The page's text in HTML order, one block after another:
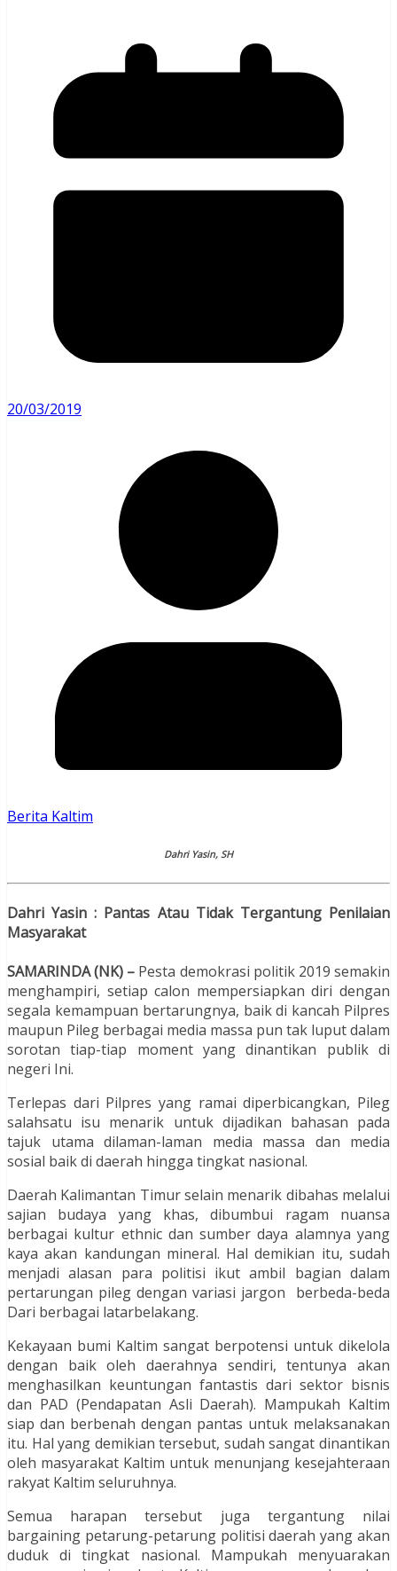
20/03/2019
Berita Kaltim
Dahri Yasin, SH
Dahri Yasin : Pantas Atau Tidak Tergantung Penilaian
Masyarakat
SAMARINDA (NK) – Pesta demokrasi politik 2019 semakin
menghampiri, setiap calon mempersiapkan diri dengan
segala kemampuan bertarungnya, baik di kancah Pilpres
maupun Pileg berbagai media massa pun tak luput dalam
sorotan tiap-tiap moment yang dinantikan publik di
negeri Ini.
Terlepas dari Pilpres yang ramai diperbicangkan, Pileg
salahsatu isu menarik untuk dijadikan bahasan pada
tajuk utama dilaman-laman media massa dan media
sosial baik di daerah hingga tingkat nasional.
Daerah Kalimantan Timur selain menarik dibahas melalui
sajian budaya yang khas, dibumbui ragam nuansa
berbagai kultur ethnic dan sumber daya alamnya yang
kaya akan kandungan mineral. Hal demikian itu, sudah
menjadi alasan para politisi ikut ambil bagian dalam
pertarungan pileg dengan variasi jargon berbeda-beda
Dari berbagai latarbelakang.
Kekayaan bumi Kaltim sangat berpotensi untuk dikelola
dengan baik oleh daerahnya sendiri, tentunya akan
menghasilkan keuntungan fantastis dari sektor bisnis
dan PAD (Pendapatan Asli Daerah). Mampukah Kaltim
siap dan berbenah dengan pantas untuk melaksanakan
itu. Hal yang demikian tersebut, sudah sangat dinantikan
oleh masyarakat Kaltim untuk menunjang kesejahteraan
rakyat Kaltim seluruhnya.
Semua harapan tersebut juga tergantung nilai
bargaining petarung-petarung politisi daerah yang akan
duduk di tingkat nasional. Mampukah menyuarakan